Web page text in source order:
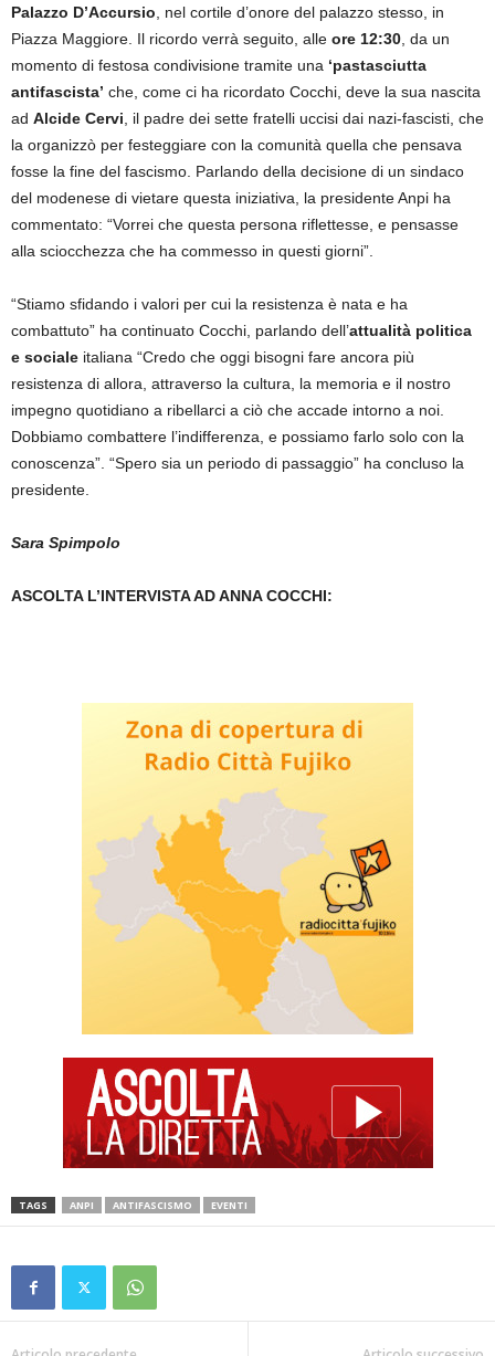
Palazzo D’Accursio , nel cortile d’onore del palazzo stesso, in
Piazza Maggiore. Il ricordo verrà seguito, alle ore 12:30 , da un
momento di festosa condivisione tramite una ‘pastasciutta
antifascista’ che, come ci ha ricordato Cocchi, deve la sua nascita
ad Alcide Cervi , il padre dei sette fratelli uccisi dai nazi-fascisti, che
la organizzò per festeggiare con la comunità quella che pensava
fosse la fine del fascismo. Parlando della decisione di un sindaco
del modenese di vietare questa iniziativa, la presidente Anpi ha
commentato: “Vorrei che questa persona riflettesse, e pensasse
alla sciocchezza che ha commesso in questi giorni”.
“Stiamo sfidando i valori per cui la resistenza è nata e ha
combattuto” ha continuato Cocchi, parlando dell’attualità politica
e sociale italiana “Credo che oggi bisogni fare ancora più
resistenza di allora, attraverso la cultura, la memoria e il nostro
impegno quotidiano a ribellarci a ciò che accade intorno a noi.
Dobbiamo combattere l’indifferenza, e possiamo farlo solo con la
conoscenza”. “Spero sia un periodo di passaggio” ha concluso la
presidente.
Sara Spimpolo
ASCOLTA L’INTERVISTA AD ANNA COCCHI:
TAGS ANPI ANTIFASCISMO EVENTI